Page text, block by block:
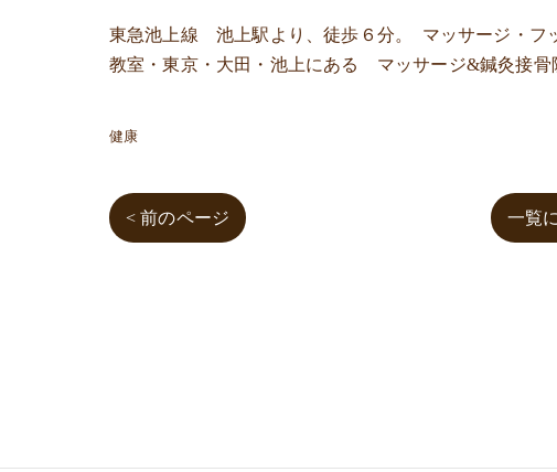
東急池上線 池上駅より、徒歩６分。 マッサージ・フ
教室・東京・大田・池上にある マッサージ&鍼灸接骨
健康
< 前のページ 一覧